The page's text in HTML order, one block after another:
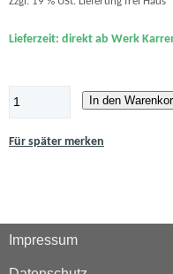
Lieferzeit: direkt ab Werk
In den
Für später merken
Impressum